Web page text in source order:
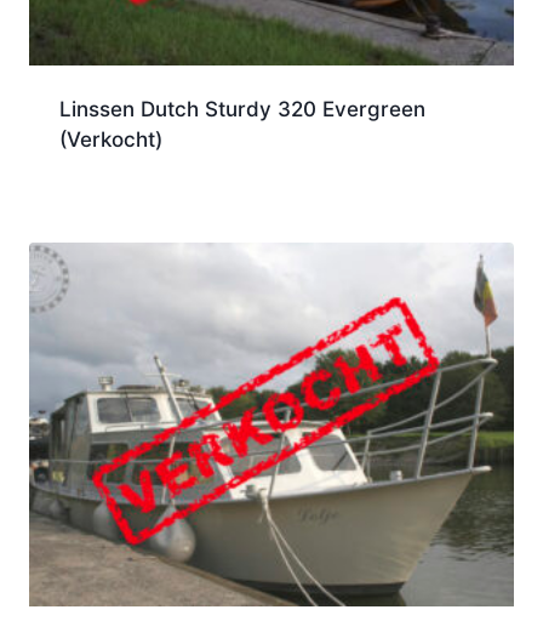
Linssen Dutch Sturdy 320 Evergreen
(Verkocht)